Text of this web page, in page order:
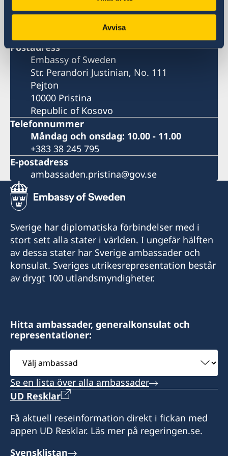
Avvisa
Str. Perandori Justinian, No. 111
Postadress
Embassy of Sweden
Str. Perandori Justinian, No. 111
Pejton
10000 Pristina
Republic of Kosovo
Telefonnummer
Måndag och onsdag: 10.00 - 11.00
+383 38 245 795
E-postadress
ambassaden.pristina@gov.se
Sverige har diplomatiska förbindelser med i
stort sett alla stater i världen. I ungefär hälften
av dessa stater har Sverige ambassader och
konsulat. Sveriges utrikesrepresentation består
av drygt 100 utlandsmyndigheter.
Hitta ambassader, generalkonsulat och
representationer:
Välj
ambassad
Se en lista över alla ambassader
UD Resklar
Få aktuell reseinformation direkt i fickan med
appen UD Resklar. Läs mer på regeringen.se.
Svensklistan